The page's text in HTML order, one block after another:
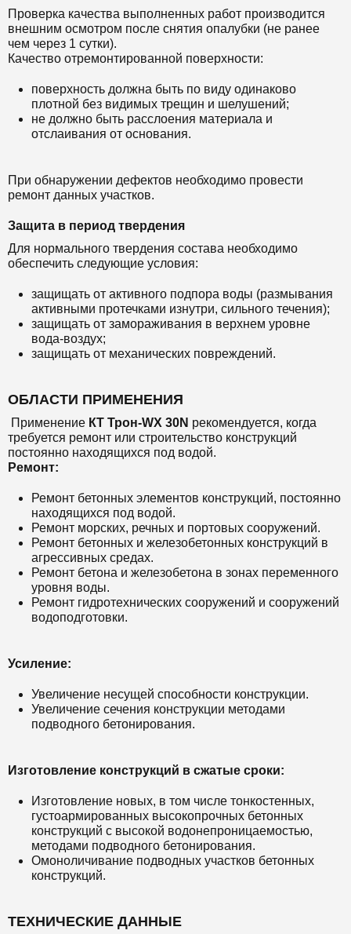
Проверка качества выполненных работ производится
внешним осмотром после снятия опалубки (не ранее
чем через 1 сутки).
Качество отремонтированной поверхности:
поверхность должна быть по виду одинаково
плотной без видимых трещин и шелушений;
не должно быть расслоения материала и
отслаивания от основания.
При обнаружении дефектов необходимо провести
ремонт данных участков.
Защита в период твердения
Для нормального твердения состава необходимо
обеспечить следующие условия:
защищать от активного подпора воды (размывания
активными протечками изнутри, сильного течения);
защищать от замораживания в верхнем уровне
вода-воздух;
защищать от механических повреждений.
ОБЛАСТИ ПРИМЕНЕНИЯ
Применение КТ Трон-WX 30N рекомендуется, когда
требуется ремонт или строительство конструкций
постоянно находящихся под водой.
Ремонт:
Ремонт бетонных элементов конструкций, постоянно
находящихся под водой.
Ремонт морских, речных и портовых сооружений.
Ремонт бетонных и железобетонных конструкций в
агрессивных средах.
Ремонт бетона и железобетона в зонах переменного
уровня воды.
Ремонт гидротехнических сооружений и сооружений
водоподготовки.
Усиление:
Увеличение несущей способности конструкции.
Увеличение сечения конструкции методами
подводного бетонирования.
Изготовление конструкций в сжатые сроки:
Изготовление новых, в том числе тонкостенных,
густоармированных высокопрочных бетонных
конструкций с высокой водонепроницаемостью,
методами подводного бетонирования.
Омоноличивание подводных участков бетонных
конструкций.
ТЕХНИЧЕСКИЕ ДАННЫЕ